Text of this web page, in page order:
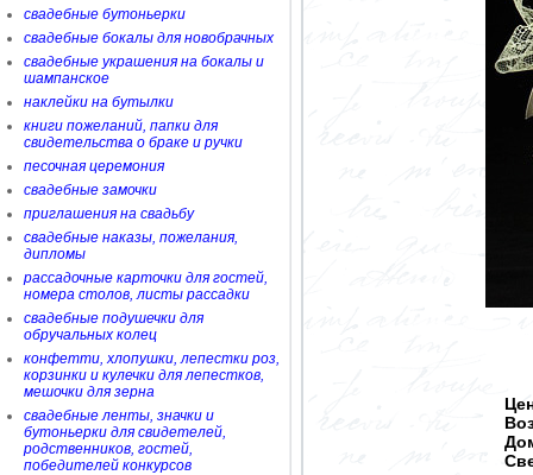
свадебные бутоньерки
свадебные бокалы для новобрачных
свадебные украшения на бокалы и
шампанское
наклейки на бутылки
книги пожеланий, папки для
свидетельства о браке и ручки
песочная церемония
свадебные замочки
приглашения на свадьбу
свадебные наказы, пожелания,
дипломы
рассадочные карточки для гостей,
номера столов, листы рассадки
свадебные подушечки для
обручальных колец
конфетти, хлопушки, лепестки роз,
корзинки и кулечки для лепестков,
мешочки для зерна
свадебные ленты, значки и
бутоньерки для свидетелей,
родственников, гостей,
победителей конкурсов